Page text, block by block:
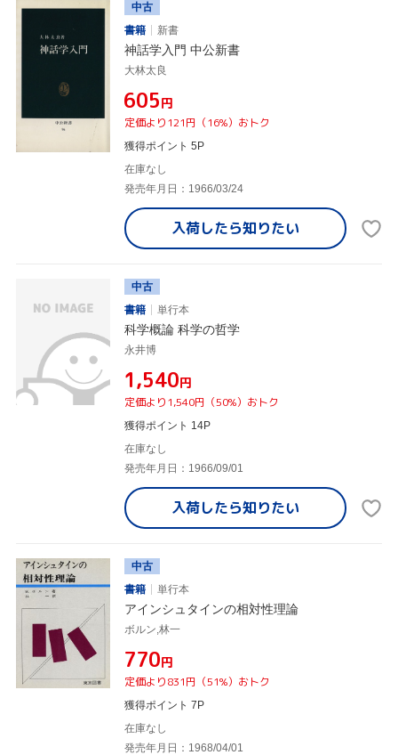
中古
書籍
新書
神話学入門 中公新書
大林太良
¥605円
定価より121円（16%）おトク
獲得ポイント 5P
在庫なし
発売年月日：1966/03/24
入荷したら知りたい
中古
書籍
単行本
科学概論 科学の哲学
永井博
¥1,540円
定価より1,540円（50%）おトク
獲得ポイント 14P
在庫なし
発売年月日：1966/09/01
入荷したら知りたい
中古
書籍
単行本
アインシュタインの相対性理論
ボルン,林一
¥770円
定価より831円（51%）おトク
獲得ポイント 7P
在庫なし
発売年月日：1968/04/01